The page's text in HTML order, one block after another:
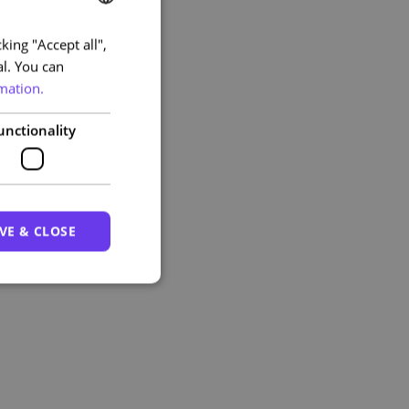
PORTUGUESE
ENGLISH
"Accept all",
You can
& CLOSE